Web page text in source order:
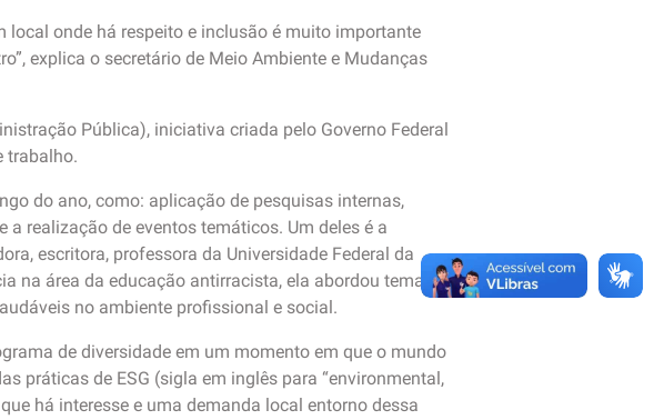
local onde há respeito e inclusão é muito importante
explica o secretário de Meio Ambiente e Mudanças
Pública), iniciativa criada pelo Governo Federal
trabalho.
do ano, como: aplicação de pesquisas internas,
realização de eventos temáticos. Um deles é a
escritora, professora da Universidade Federal da
na área da educação antirracista, ela abordou temas
no ambiente profissional e social.
de diversidade em um momento em que o mundo
práticas de ESG (sigla em inglês para “environmental,
há interesse e uma demanda local entorno dessa